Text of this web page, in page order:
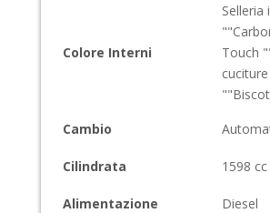
Colore Interni
Selleria
Touch
Cambio
Cilindrata 1598 cc
Alimentazione Diesel